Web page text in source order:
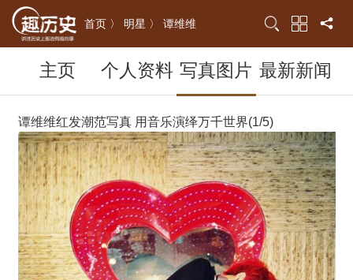
首页 〉 明星 〉 谭维维
主页 个人资料 写真图片 最新新闻
谭维维红发潮范写真 用音乐演绎万千世界(1/5)